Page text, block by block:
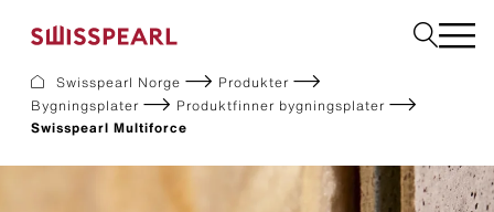
Fasade
Tak
Bygningsplater
Swisspearl Norge
Produkter
Bygningsplater
Produktfinner bygningsplater
Swisspearl Multiforce